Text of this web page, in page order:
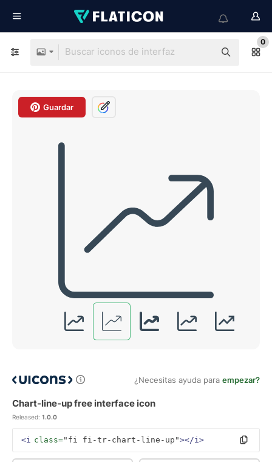
0
Guardar
¿Necesitas ayuda para empezar?
Chart-line-up free interface icon
Released: 1.0.0
<i class="fi fi-tr-chart-line-up"></i>